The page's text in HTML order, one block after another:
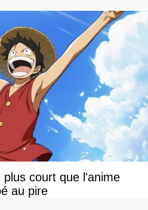
court que l'anime
au pire